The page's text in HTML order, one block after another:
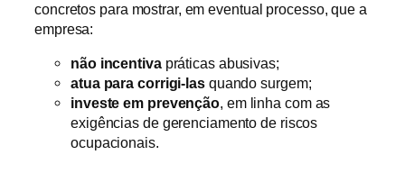
concretos para mostrar, em eventual processo, que a
empresa:
não incentivapráticas abusivas;
atua para corrigi-lasquando surgem;
investe em prevenção, em linha com as
exigências de gerenciamento de riscos
ocupacionais.